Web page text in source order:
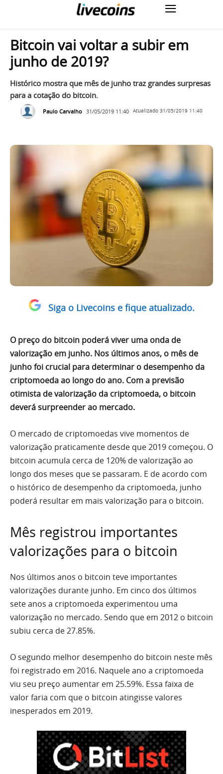
Bitcoin vai voltar a subir em
junho de 2019?
Histórico mostra que mês de junho traz grandes surpresas
para a cotação do bitcoin.
Paulo Carvalho 31/05/2019 11:40 Atualizado 31/05/2019 11:40
Siga o Livecoins e fique atualizado.
O preço do bitcoin poderá viver uma onda de
valorização em junho. Nos últimos anos, o mês de
junho foi crucial para determinar o desempenho da
criptomoeda ao longo do ano. Com a previsão
otimista de valorização da criptomoeda, o bitcoin
deverá surpreender ao mercado.
O mercado de criptomoedas vive momentos de
valorização praticamente desde que 2019 começou. O
bitcoin acumula cerca de 120% de valorização ao
longo dos meses que se passaram. E de acordo com
o histórico de desempenho da criptomoeda, junho
poderá resultar em mais valorização para o bitcoin.
Mês registrou importantes
valorizações para o bitcoin
Nos últimos anos o bitcoin teve importantes
valorizações durante junho. Em cinco dos últimos
sete anos a criptomoeda experimentou uma
valorização no mercado. Sendo que em 2012 o bitcoin
subiu cerca de 27.85%.
O segundo melhor desempenho do bitcoin neste mês
foi registrado em 2016. Naquele ano a criptomoeda
viu seu preço aumentar em 25.59%. Essa faixa de
valor faria com que o bitcoin atingisse valores
inesperados em 2019.